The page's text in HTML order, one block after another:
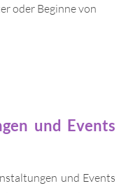
oder Beginne von
und Events
und Events